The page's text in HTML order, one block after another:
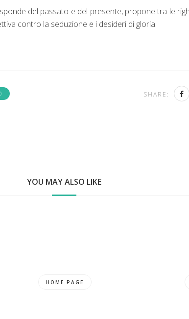
del passato e del presente, propone tra le
contro la seduzione e i desideri di gloria.
SHARE:
YOU MAY ALSO LIKE
HOME PAGE